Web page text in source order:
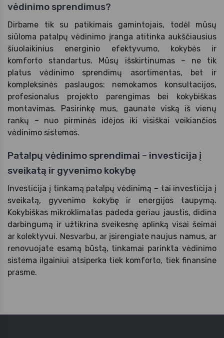
vėdinimo sprendimus?
Dirbame tik su patikimais gamintojais, todėl mūsų
siūloma patalpų vėdinimo įranga atitinka aukščiausius
šiuolaikinius energinio efektyvumo, kokybės ir
komforto standartus. Mūsų išskirtinumas – ne tik
platus vėdinimo sprendimų asortimentas, bet ir
kompleksinės paslaugos: nemokamos konsultacijos,
profesionalus projekto parengimas bei kokybiškas
montavimas. Pasirinkę mus, gaunate viską iš vienų
rankų – nuo pirminės idėjos iki visiškai veikiančios
vėdinimo sistemos.
Patalpų vėdinimo sprendimai – investicija į
sveikatą ir gyvenimo kokybę
Investicija į tinkamą patalpų vėdinimą – tai investicija į
sveikatą, gyvenimo kokybę ir energijos taupymą.
Kokybiškas mikroklimatas padeda geriau jaustis, didina
darbingumą ir užtikrina sveikesnę aplinką visai šeimai
ar kolektyvui. Nesvarbu, ar įsirengiate naujus namus, ar
renovuojate esamą būstą, tinkamai parinkta vėdinimo
sistema ilgainiui atsiperka tiek komforto, tiek finansine
prasme.